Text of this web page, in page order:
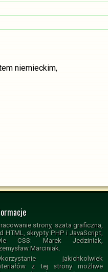
niemieckim,
strony, szata graficzna,
HTML, skrypty PHP i JavaScript,
CSS: Marek Jedziniak,
Marciniak.
jakichkolwiek
z tej strony możliwe